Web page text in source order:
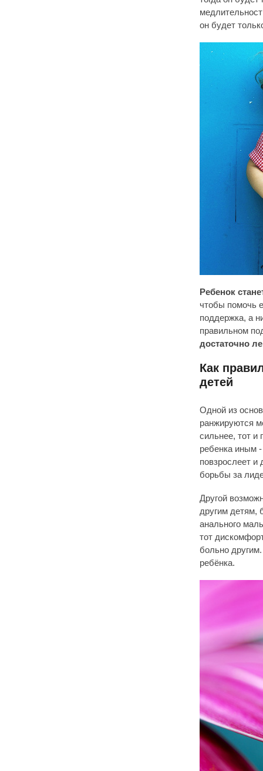
он будет
Ребенок
чтобы помочь
поддержка, а
правильном
достаточно
Как
детей
Одной из
ранжируются
сильнее, тот и
ребенка иным
повзрослеет и
борьбы за
Другой
другим детям,
анального
тот
больно
ребёнка.